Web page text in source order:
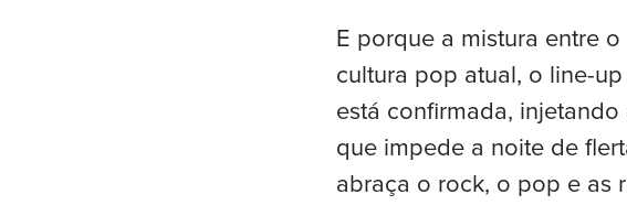
E porque a mistura entre
cultura pop atual, o line-
está confirmada,
que impede a noite de
abraça o rock, o pop e as